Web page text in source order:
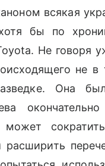
всякая
бы по
Не говоря
не
Она
может